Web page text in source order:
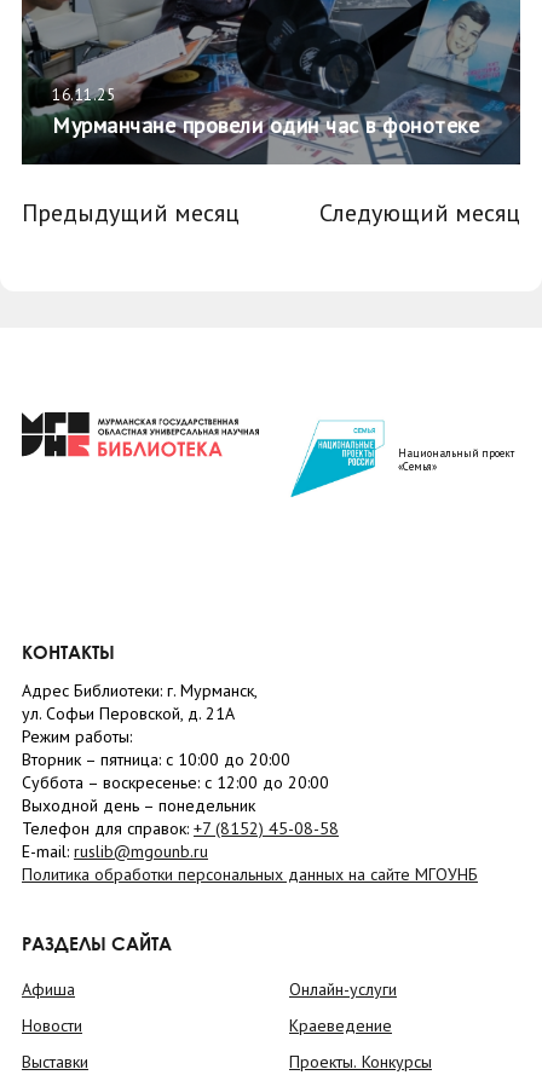
16.11.25
Мурманчане провели один час в фонотеке
Предыдущий месяц Следующий месяц
Национальный проект
«Семья»
КОНТАКТЫ
Адрес Библиотеки: г. Мурманск,
ул. Софьи Перовской, д. 21А
Режим работы:
Вторник – пятница: с 10:00 до 20:00
Суббота – воскресенье: c 12:00 до 20:00
Выходной день – понедельник
Телефон для справок: +7 (8152) 45-08-58
E-mail: ruslib@mgounb.ru
Политика обработки персональных данных на сайте МГОУНБ
РАЗДЕЛЫ САЙТА
Афиша
Новости
Выставки
Онлайн-услуги
Краеведение
Проекты. Конкурсы